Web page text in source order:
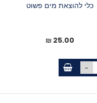
כלי להוצאת מים פשוט
25.00 ₪
-